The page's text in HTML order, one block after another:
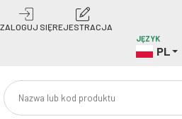
ZALOGUJ SIĘREJESTRACJA
JĘZYK
PL